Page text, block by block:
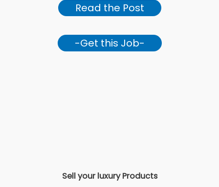
Read the Post
-Get this Job-
Sell your luxury Products